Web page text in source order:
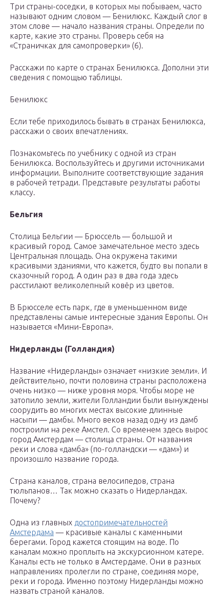
Три страны-соседки, в которых мы побываем, часто
называют одним словом — Бенилюкс. Каждый слог в
этом слове — начало названия страны. Определи по
карте, какие это страны. Проверь себя на
«Страничках для самопроверки» (6).
Расскажи по карте о странах Бенилюкса. Дополни эти
сведения с помощью таблицы.
Бенилюкс
Если тебе приходилось бывать в странах Бенилюкса,
расскажи о своих впечатлениях.
Познакомьтесь по учебнику с одной из стран
Бенилюкса. Воспользуйтесь и другими источниками
информации. Выполните соответствующие задания
в рабочей тетради. Представьте результаты работы
классу.
Бельгия
Столица Бельгии — Брюссель — большой и
красивый город. Самое замечательное место здесь
Центральная площадь. Она окружена такими
красивыми зданиями, что кажется, будто вы попали в
сказочный город. А один раз в два года здесь
расстилают великолепный ковёр из цветов.
В Брюсселе есть парк, где в уменьшенном виде
представлены самые интересные здания Европы. Он
называется «Мини-Европа».
Нидерланды (Голландия)
Название «Нидерланды» означает «низкие земли». И
действительно, почти половина страны расположена
очень низко — ниже уровня моря. Чтобы море не
затопило земли, жители Голландии были вынуждены
соорудить во многих местах высокие длинные
насыпи — дамбы. Много веков назад одну из дамб
построили на реке Амстел. Со временем здесь вырос
город Амстердам — столица страны. От названия
реки и слова «дамба» (по-голландски — «дам») и
произошло название города.
Страна каналов, страна велосипедов, страна
тюльпанов… Так можно сказать о Нидерландах.
Почему?
Одна из главных достопримечательностей
Амстердама — красивые каналы с каменными
берегами. Город кажется стоящим на воде. По
каналам можно проплыть на экскурсионном катере.
Каналы есть не только в Амстердаме. Они в разных
направлениях пролегли по стране, соединяя море,
реки и города. Именно поэтому Нидерланды можно
назвать страной каналов.